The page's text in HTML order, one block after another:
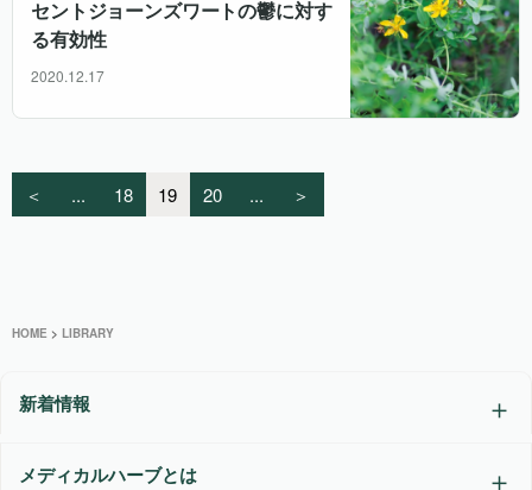
セントジョーンズワートの鬱に対す
る有効性
2020.12.17
＜ ... 18 19 20 ... ＞
HOME > LIBRARY
新着情報
メディカルハーブとは